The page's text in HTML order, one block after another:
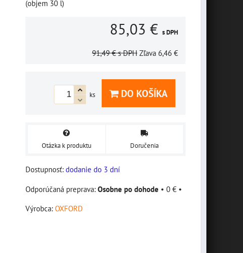
(objem 30 l)
85,03 € s DPH
91,49 € s DPH Zľava 6,46 €
ks DO KOŠÍKA
Otázka k produktu Doručenia
Dostupnosť: dodanie do 3 dní
Osobne po dohode • 0 € •
Výrobca: OXFORD